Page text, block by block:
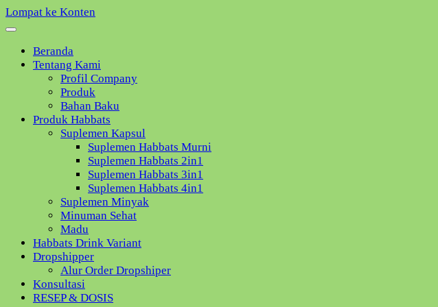
Lompat ke Konten
Beranda
Tentang Kami
Profil Company
Produk
Bahan Baku
Produk Habbats
Suplemen Kapsul
Suplemen Habbats Murni
Suplemen Habbats 2in1
Suplemen Habbats 3in1
Suplemen Habbats 4in1
Suplemen Minyak
Minuman Sehat
Madu
Habbats Drink Variant
Dropshipper
Alur Order Dropshiper
Konsultasi
RESEP & DOSIS